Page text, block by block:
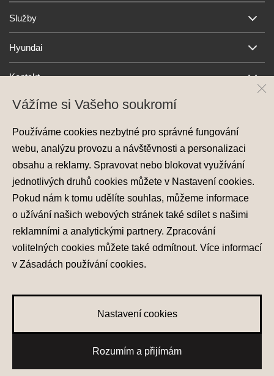
0
Služby
Hyundai
Kontakt
© 2026 Hyundai Motor Czech s.r.o.
Všechna práva vyhrazena
Ochrana osobních údajů
Nastavení cookies
Vážíme si Vašeho soukromí
Používáme cookies nezbytné pro správné fungování
webu, analýzu provozu a návštěvnosti a personalizaci
obsahu a reklamy. Spravovat nebo blokovat využívání
jednotlivých druhů cookies můžete v Nastavení cookies.
Pokud nám k tomu udělíte souhlas, můžeme informace
o užívání našich webových stránek také sdílet s našimi
reklamními a analytickými partnery. Zpracování
volitelných cookies můžete také odmítnout. Více informací
v Zásadách používání cookies.
Nastavení cookies
Rozumím a přijímám